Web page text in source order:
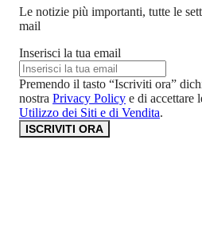
Le notizie più importanti, tutte le
mail
Inserisci la tua email
Premendo il tasto “Iscriviti ora”
nostra Privacy Policy e di accettare
Utilizzo dei Siti e di Vendita.
ISCRIVITI ORA